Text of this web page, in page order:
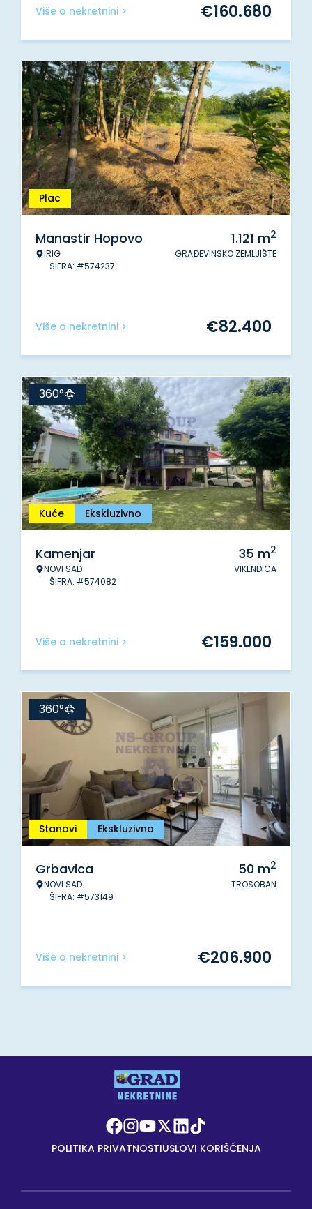
Više o nekretnini > €160.680
Plac
Manastir Hopovo
IRIG
ŠIFRA: #574237
1.121 m2
GRAĐEVINSKO ZEMLJIŠTE
Više o nekretnini > €82.400
Kuće Ekskluzivno
360°
Kamenjar
NOVI SAD
ŠIFRA: #574082
35 m2
VIKENDICA
Više o nekretnini > €159.000
Stanovi Ekskluzivno
360°
Grbavica
NOVI SAD
ŠIFRA: #573149
50 m2
TROSOBAN
Više o nekretnini > €206.900
POLITIKA PRIVATNOSTIUSLOVI KORIŠĆENJA